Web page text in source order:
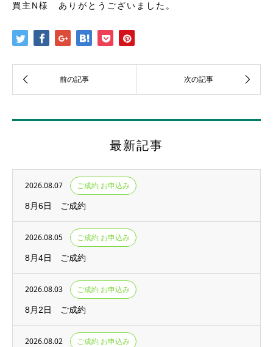
買主N様 ありがとうございました。
最新記事
2026.08.07 ご成約 お申込み
8月6日 ご成約
2026.08.05 ご成約 お申込み
8月4日 ご成約
2026.08.03 ご成約 お申込み
8月2日 ご成約
2026.08.02 ご成約 お申込み